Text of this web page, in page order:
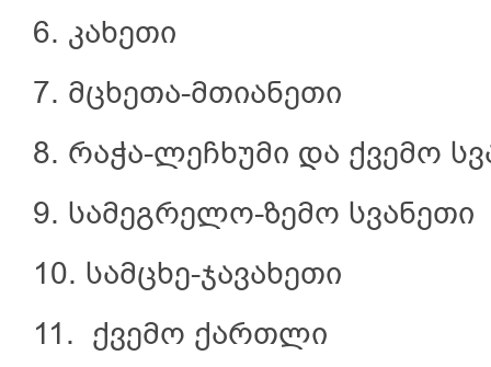
6. კახეთი
7. მცხეთა-მთიანეთი
8. რაჭა-ლეჩხუმი და ქვემო
9. სამეგრელო-ზემო სვანეთი
10. სამცხე-ჯავახეთი
11. ქვემო ქართლი